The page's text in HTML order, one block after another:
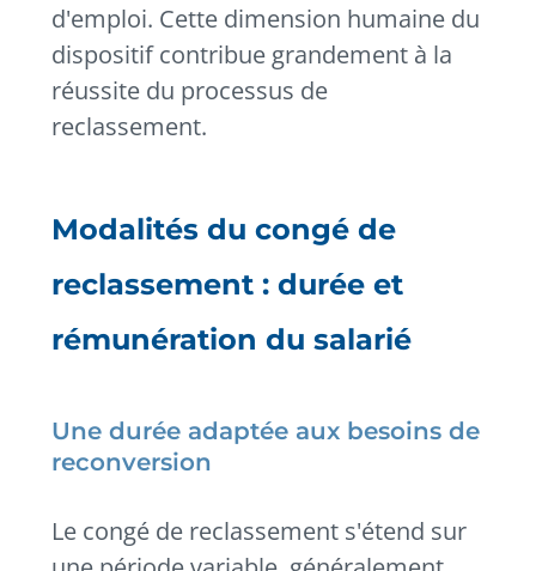
d'emploi. Cette dimension humaine du
dispositif contribue grandement à la
réussite du processus de
reclassement.
Modalités du congé de
reclassement : durée et
rémunération du salarié
Une durée adaptée aux besoins de
reconversion
Le congé de reclassement s'étend sur